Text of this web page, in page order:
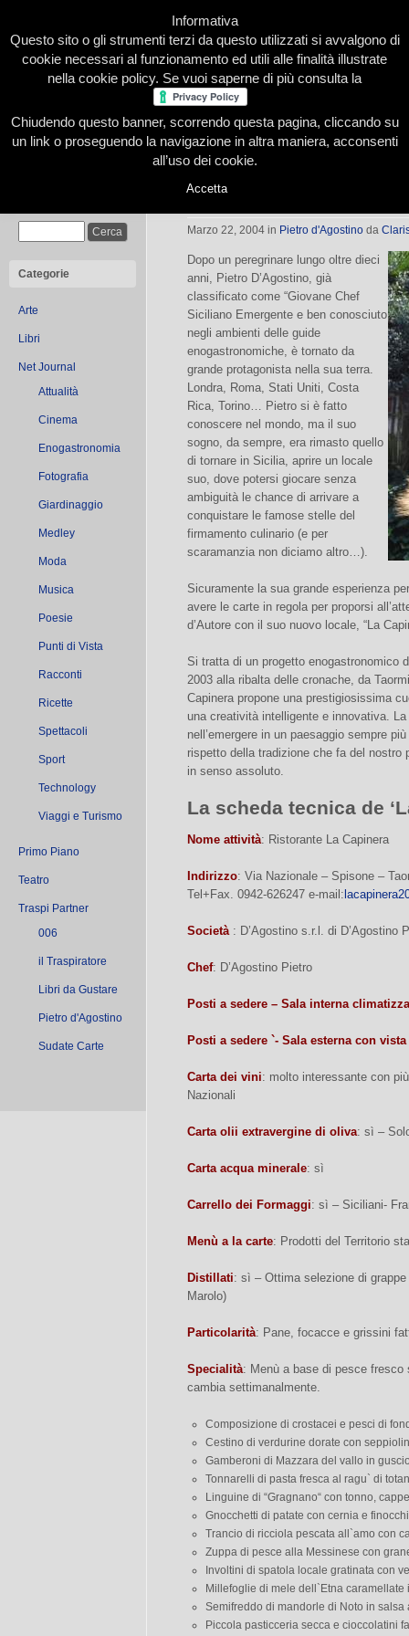
Home Presentazione Redazione Le nostre firme
Categorie
Arte
Libri
Net Journal
Attualità
Cinema
Enogastronomia
Fotografia
Giardinaggio
Medley
Moda
Musica
Poesie
Punti di Vista
Racconti
Ricette
Spettacoli
Sport
Technology
Viaggi e Turismo
Primo Piano
Teatro
Traspi Partner
006
il Traspiratore
Libri da Gustare
Pietro d'Agostino
Sudate Carte
La Capinera by Pietro D’Agostino
Marzo 22, 2004 in Pietro d'Agostino da
Dopo un peregrinare lungo oltre dieci
anni, Pietro D’Agostino, già
classificato come “Giovane Chef
Siciliano Emergente e ben conosciuto
negli ambienti delle guide
enogastronomiche, è tornato da
grande protagonista nella sua terra.
Londra, Roma, Stati Uniti, Costa
Rica, Torino… Pietro si è fatto
conoscere nel mondo, ma il suo
sogno, da sempre, era rimasto quello
di tornare in Sicilia, aprire un locale
suo, dove potersi giocare senza
ambiguità le chance di arrivare a
conquistare le famose stelle del
firmamento culinario (e per
scaramanzia non diciamo altro…).
Sicuramente la sua grande esperienza
avere le carte in regola per proporsi
d’Autore con il suo nuovo locale, “La
Si tratta di un progetto enogastronomico
2003 alla ribalta delle cronache, da
Capinera propone una prestigiosissima
una creatività intelligente e innovativa.
nell’emergere in un paesaggio sempre
rispetto della tradizione che fa del nostro
in senso assoluto.
La scheda tecnica de
Nome attività: Ristorante La Capinera
Indirizzo: Via Nazionale – Spisone –
Tel+Fax. 0942-626247 e-mail:
Società: D’Agostino s.r.l. di D’Agostino
Chef: D’Agostino Pietro
Posti a sedere – Sala interna
Posti a sedere `- Sala esterna con vista
Carta dei vini: molto interessante con
Nazionali
Carta olii extravergine di oliva: sì –
Carta acqua minerale: sì
Carrello dei Formaggi: sì – Siciliani-
Menù a la carte: Prodotti del Territorio
Distillati: sì – Ottima selezione di
Marolo)
Particolarità: Pane, focacce e grissini
Specialità: Menù a base di pesce fresco
cambia settimanalmente.
Composizione di crostacei e pesci di
Cestino di verdurine dorate con
Gamberoni di Mazzara del vallo in
Tonnarelli di pasta fresca al ragu` di
Linguine di “Gragnano“ con tonno,
Gnocchetti di patate con cernia e
Trancio di ricciola pescata all`amo con
Zuppa di pesce alla Messinese con
Involtini di spatola locale gratinata con
Millefoglie di mele dell`Etna
Semifreddo di mandorle di Noto in salsa
Piccola pasticceria secca e cioccolatini
Informativa
Questo sito o gli strumenti terzi da questo utilizzati si avvalgono di
cookie necessari al funzionamento ed utili alle finalità illustrate
nella cookie policy. Se vuoi saperne di più consulta la
Chiudendo questo banner, scorrendo questa pagina, cliccando su
un link o proseguendo la navigazione in altra maniera, acconsenti
all’uso dei cookie.
Accetta